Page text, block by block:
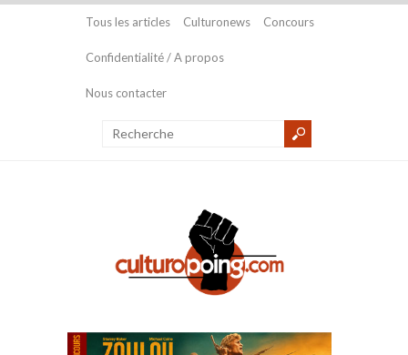
Tous les articles Culturonews Concours
Confidentialité / A propos
Nous contacter